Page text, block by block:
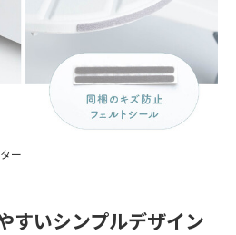
ー
すいシンプルデザイン